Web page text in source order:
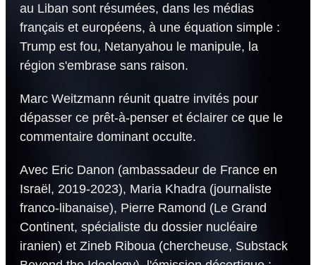
au Liban sont résumées, dans les médias
français et européens, à une équation simple :
Trump est fou, Netanyahou le manipule, la
région s'embrase sans raison.
Marc Weitzmann réunit quatre invités pour
dépasser ce prêt-à-penser et éclairer ce que le
commentaire dominant occulte.
Avec Eric Danon (ambassadeur de France en
Israël, 2019-2023), Maria Khadra (journaliste
franco-libanaise), Pierre Ramond (Le Grand
Continent, spécialiste du dossier nucléaire
iranien) et Zineb Riboua (chercheuse, Substack